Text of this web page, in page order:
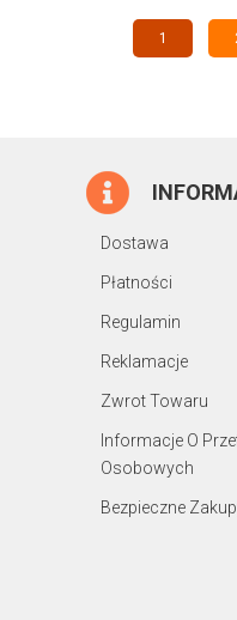
1
Dostawa
Płatności
Regulamin
Reklamacje
Zwrot Towaru
Informacje O
Osobowych
Bezpieczne